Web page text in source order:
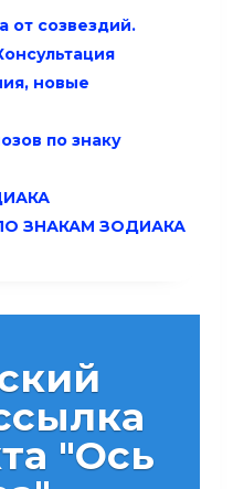
от созвездий.
новые
по знаку
ЗНАКАМ ЗОДИАКА
"Ось